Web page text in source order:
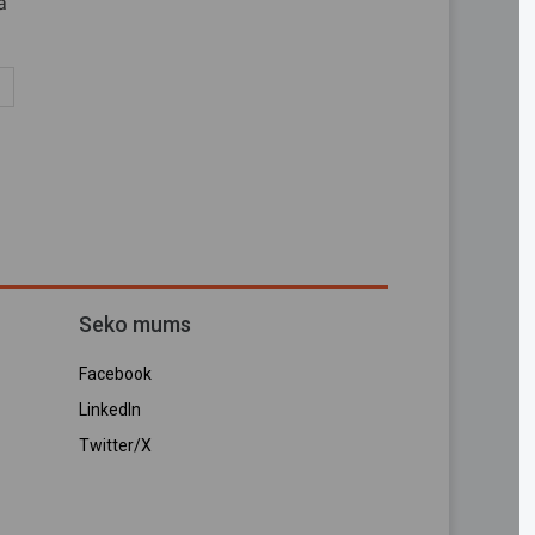
Seko mums
Facebook
LinkedIn
Twitter/X